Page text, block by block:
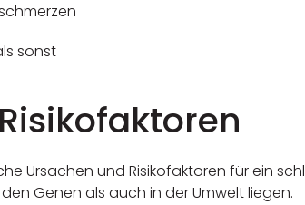
sonst
Ursachen und Risikofaktoren für ein
Genen als auch in der Umwelt liegen.